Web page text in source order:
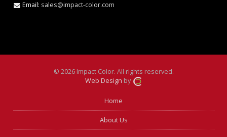
Email: sales@impact-color.com
© 2026 Impact Color. All rights reserved.
Web Design by
Home
About Us